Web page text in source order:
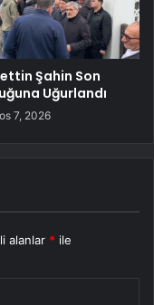
Şahin Son
Uğurlandı
7, 2026
alanlar * ile